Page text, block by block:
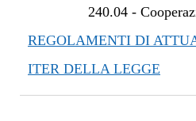
240.04-
REGOLAMENTI DI
ITER DELLA LEGGE